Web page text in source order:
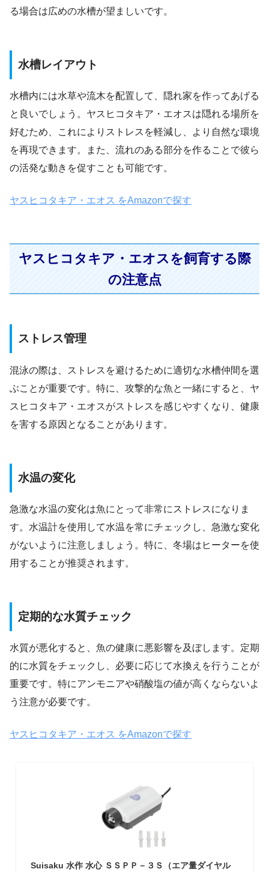
る場合は広めの水槽が望ましいです。
水槽レイアウト
水槽内には水草や流木を配置して、隠れ家を作ってあげる
と良いでしょう。ヤスヒコタキア・エオスは隠れる場所を
好むため、これによりストレスを軽減し、より自然な環境
を再現できます。また、流れのある部分を作ることで彼ら
の活発な動きを促すことも可能です。
ヤスヒコタキア・エオス をAmazonで探す
ヤスヒコタキア・エオスを飼育する際
の注意点
ストレス管理
混泳の際は、ストレスを避けるために適切な水槽仲間を選
ぶことが重要です。特に、攻撃的な魚と一緒にすると、ヤ
スヒコタキア・エオスがストレスを感じやすくなり、健康
を害する原因となることがあります。
水温の変化
急激な水温の変化は魚にとって非常にストレスになりま
す。水温計を使用して水温を常にチェックし、急激な変化
がないように注意しましょう。特に、冬場はヒーターを使
用することが推奨されます。
定期的な水質チェック
水質が悪化すると、魚の健康に悪影響を及ぼします。定期
的に水質をチェックし、必要に応じて水換えを行うことが
重要です。特にアンモニアや硝酸塩の値が高くならないよ
う注意が必要です。
ヤスヒコタキア・エオス をAmazonで探す
Suisaku 水作 水心 ＳＳＰＰ－３Ｓ（エア量ダイヤル